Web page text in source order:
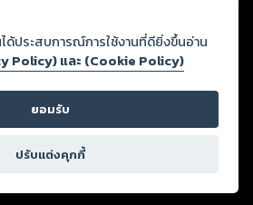
ผ่านเว็บไซต์และปรากฏว่าละเมิดสิทธิใน
หรือขัดต่อกฎหมายและศีลธรรม ดังนั้น ผู้อ่าน
รกลั่นกรองด้วยตนเอง และหากท่านพบว่าส่วน
ธรรม กรุณาแจ้งมายังบริษัท เพื่อทีมงานจะได้
อรี่ล็อกขอสงวนลิขสิทธิ์ตามพระราชบัญญัติ
ด้ประสบการณ์การใช้งานที่ดียิ่งขึ้นอ่าน
Policy) และ (Cookie Policy)
ยอมรับ
ปรับแต่งคุกกี้